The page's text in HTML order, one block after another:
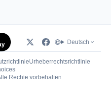
Deutsch
Urheberrechtsrichtlinie
(öffnet in neuem Tab)
Rechte vorbehalten